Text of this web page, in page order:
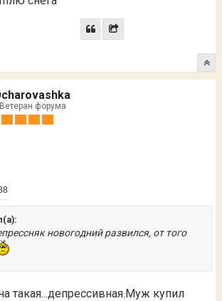
Ветеран форума
новогодний развился, от того
такая...депрессивная.Муж купил